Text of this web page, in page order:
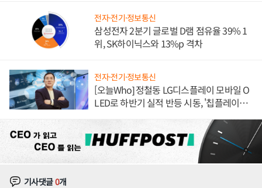
전자·전기·정보통신
삼성전자 2분기 글로벌 D램 점유율 39% 1
위, SK하이닉스와 13%p 격차
전자·전기·정보통신
[오늘Who] 정철동 LG디스플레이 모바일 O
LED로 하반기 실적 반등 시동, '칩플레이
기사댓글0개